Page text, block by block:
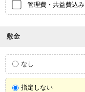
管理費・共益費込み
敷金
なし
指定しない